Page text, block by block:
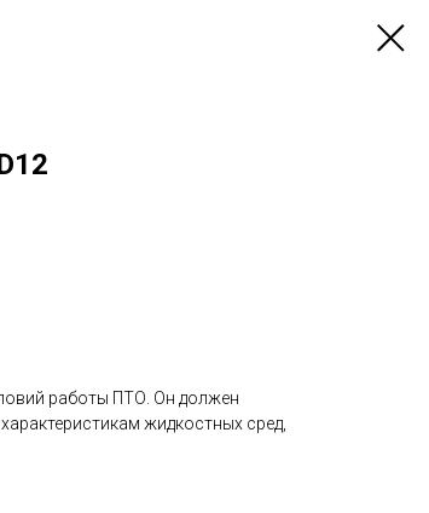
работы ПТО. Он должен
жидкостных сред,